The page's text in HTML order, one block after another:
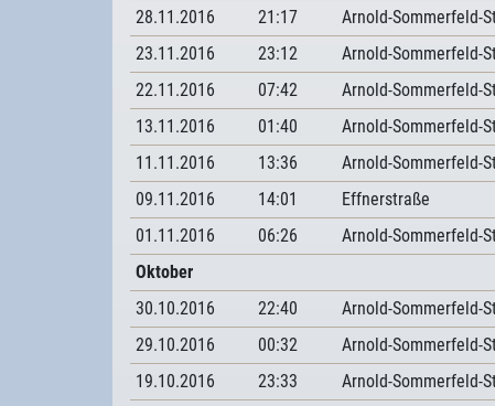
28.11.2016
21:17 Arnold-Sommerfeld-
23.11.2016
23:12 Arnold-Sommerfeld-
22.11.2016
07:42 Arnold-Sommerfeld-
13.11.2016
01:40 Arnold-Sommerfeld-
11.11.2016
13:36 Arnold-Sommerfeld-
09.11.2016
14:01 Effnerstraße
01.11.2016
06:26 Arnold-Sommerfeld-
Oktober
30.10.2016
22:40 Arnold-Sommerfeld-
29.10.2016
00:32 Arnold-Sommerfeld-
19.10.2016
23:33 Arnold-Sommerfeld-